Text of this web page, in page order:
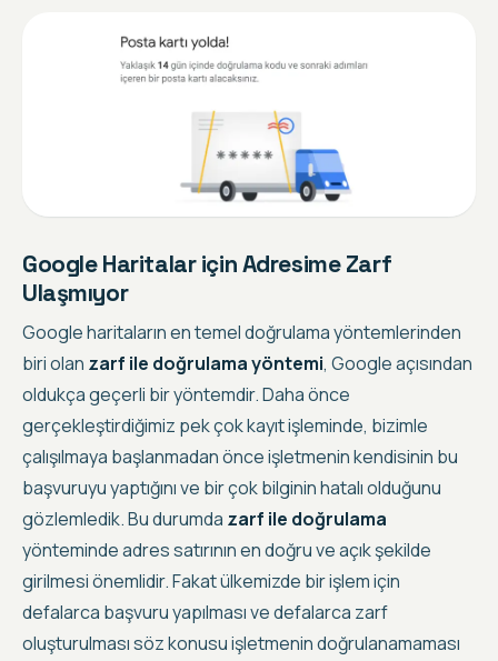
Google Haritalar için Adresime Zarf
Ulaşmıyor
Google haritaların en temel doğrulama yöntemlerinden
biri olan zarf ile doğrulama yöntemi, Google açısından
oldukça geçerli bir yöntemdir. Daha önce
gerçekleştirdiğimiz pek çok kayıt işleminde, bizimle
çalışılmaya başlanmadan önceişletmenin kendisinin bu
başvuruyu yaptığını ve bir çok bilginin hatalı olduğunu
gözlemledik. Bu durumda zarf ile doğrulama
yönteminde adres satırının en doğru ve açık şekilde
girilmesi önemlidir. Fakat ülkemizde bir işlem için
defalarca başvuru yapılması ve defalarca zarf
oluşturulması söz konusu işletmenin doğrulanamaması